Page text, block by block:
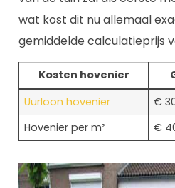
wat kost dit nu allemaal
gemiddelde calculatieprijs
Kosten hovenier
Uurloon hovenier
€
Hovenier per m²
€